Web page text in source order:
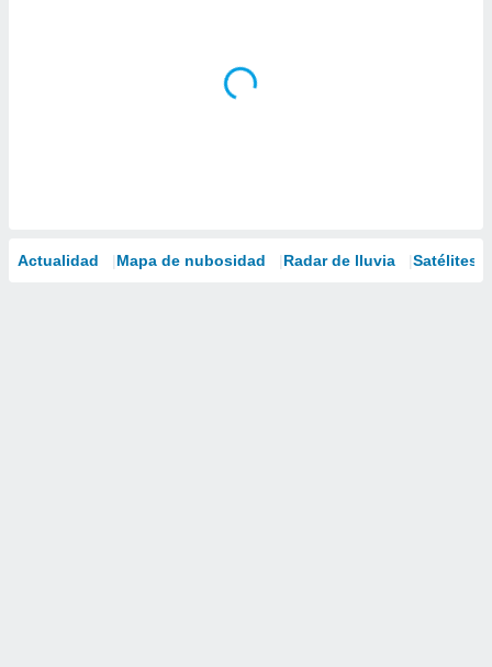
Actualidad Mapa de nubosidad Radar de lluvia Satélites